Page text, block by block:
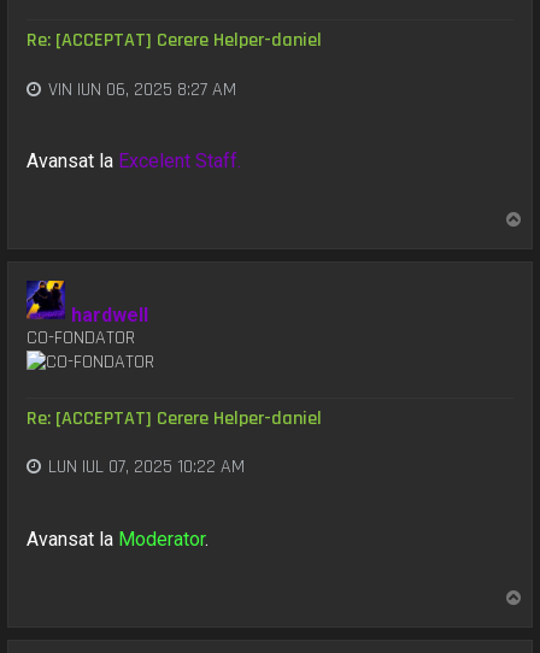
Re: [ACCEPTAT] Cerere Helper-daniel
VIN IUN 06, 2025 8:27 AM
Avansat la Excelent Staff.
hardwell
CO-FONDATOR
Re: [ACCEPTAT] Cerere Helper-daniel
LUN IUL 07, 2025 10:22 AM
Avansat la Moderator.